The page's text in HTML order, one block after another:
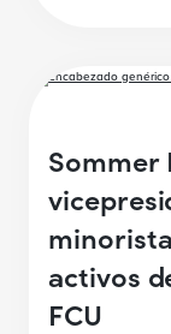
Sommer
activos
FCU